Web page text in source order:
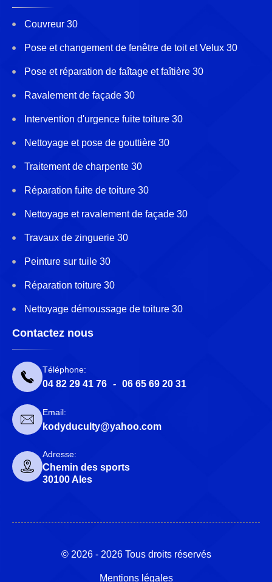
Couvreur 30
Pose et changement de fenêtre de toit et Velux 30
Pose et réparation de faîtage et faîtière 30
Ravalement de façade 30
Intervention d'urgence fuite toiture 30
Nettoyage et pose de gouttière 30
Traitement de charpente 30
Réparation fuite de toiture 30
Nettoyage et ravalement de façade 30
Travaux de zinguerie 30
Peinture sur tuile 30
Réparation toiture 30
Nettoyage démoussage de toiture 30
Contactez nous
Téléphone:
04 82 29 41 76 - 06 65 69 20 31
Email:
kodyduculty@yahoo.com
Adresse:
Chemin des sports
30100 Ales
© 2026 - 2026 Tous droits réservés
Mentions légales